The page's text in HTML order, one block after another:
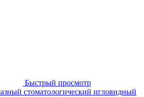
Быстрый просмотр
стоматологический игловидный